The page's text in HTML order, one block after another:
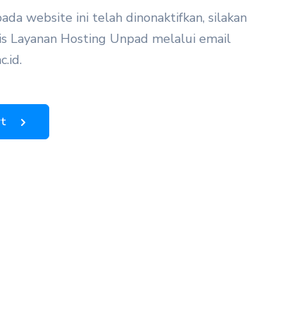
website ini telah dinonaktifkan, silakan
Layanan Hosting Unpad melalui email
.